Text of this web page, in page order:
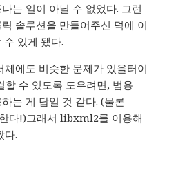
는 일이 아닐 수 없었다. 그런
솔루션을 만들어주신 덕에 이
있게 됐다.
에도 비슷한 문제가 있을터이
할 수 있도록 도우려면, 범용
는 게 답일 것 같다. (물론
다!)그래서 libxml2를 이용해
다.
관련 삽질 개발 #1